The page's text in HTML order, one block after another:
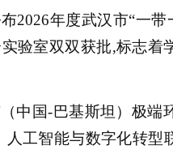
2026年度武汉市“一
验室双双获批,标志着
国-巴基斯坦）极端
工智能与数字化转型